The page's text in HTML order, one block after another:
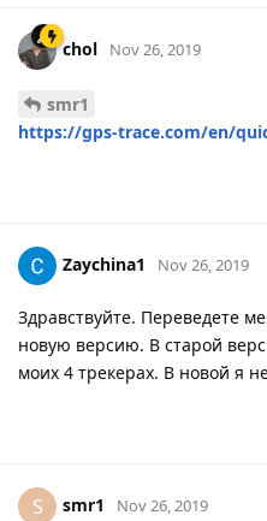
chol Nov 26, 2019
smr1
https://gps-trace.com/en/
Zaychina1 Nov 26, 2019
Здравствуйте. Переведете
новую версию. В старой
моих 4 трекерах. В новой я
S smr1 Nov 26, 2019